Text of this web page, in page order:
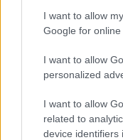
I want to allow
Google for
I want to allow
personalized
I want to allow
related to
device identifiers
A Toyota a
lőtt, két
est leszállta
óráson
A Toyota eltérő
rajthelyet. Így áll a Le